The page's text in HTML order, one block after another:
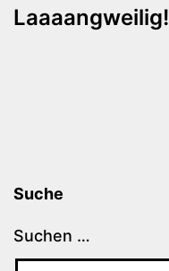
Laaaangweilig!
Suche
Suchen …